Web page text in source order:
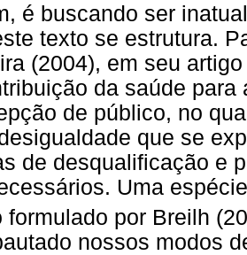
é buscando ser
texto se estrutura.
(2004), em seu
da saúde
de público, no
que se
de desqualificação e
Uma
formulado por Breilh
nossos modos